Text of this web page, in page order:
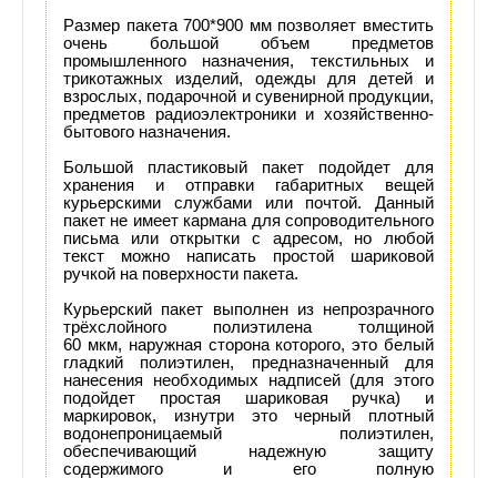
Размер пакета 700*900 мм позволяет вместить
очень большой объем предметов
промышленного назначения, текстильных и
трикотажных изделий, одежды для детей и
взрослых, подарочной и сувенирной продукции,
предметов радиоэлектроники и хозяйственно-
бытового назначения.
Большой пластиковый пакет подойдет для
хранения и отправки габаритных вещей
курьерскими службами или почтой. Данный
пакет не имеет кармана для сопроводительного
письма или открытки с адресом, но любой
текст можно написать простой шариковой
ручкой на поверхности пакета.
Курьерский пакет выполнен из непрозрачного
трёхслойного полиэтилена толщиной
60 мкм, наружная сторона которого, это белый
гладкий полиэтилен, предназначенный для
нанесения необходимых надписей (для этого
подойдет простая шариковая ручка) и
маркировок, изнутри это черный плотный
водонепроницаемый полиэтилен,
обеспечивающий надежную защиту
содержимого и его полную